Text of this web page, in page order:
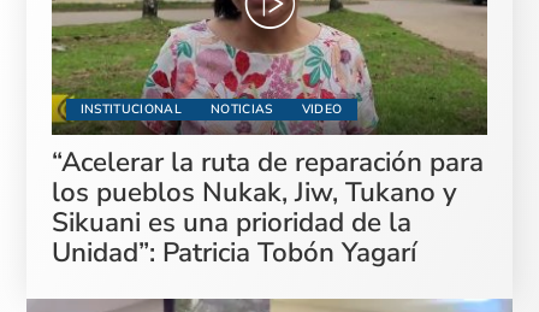
INSTITUCIONAL NOTICIAS VIDEO
“Acelerar la ruta de reparación para
los pueblos Nukak, Jiw, Tukano y
Sikuani es una prioridad de la
Unidad”: Patricia Tobón Yagarí